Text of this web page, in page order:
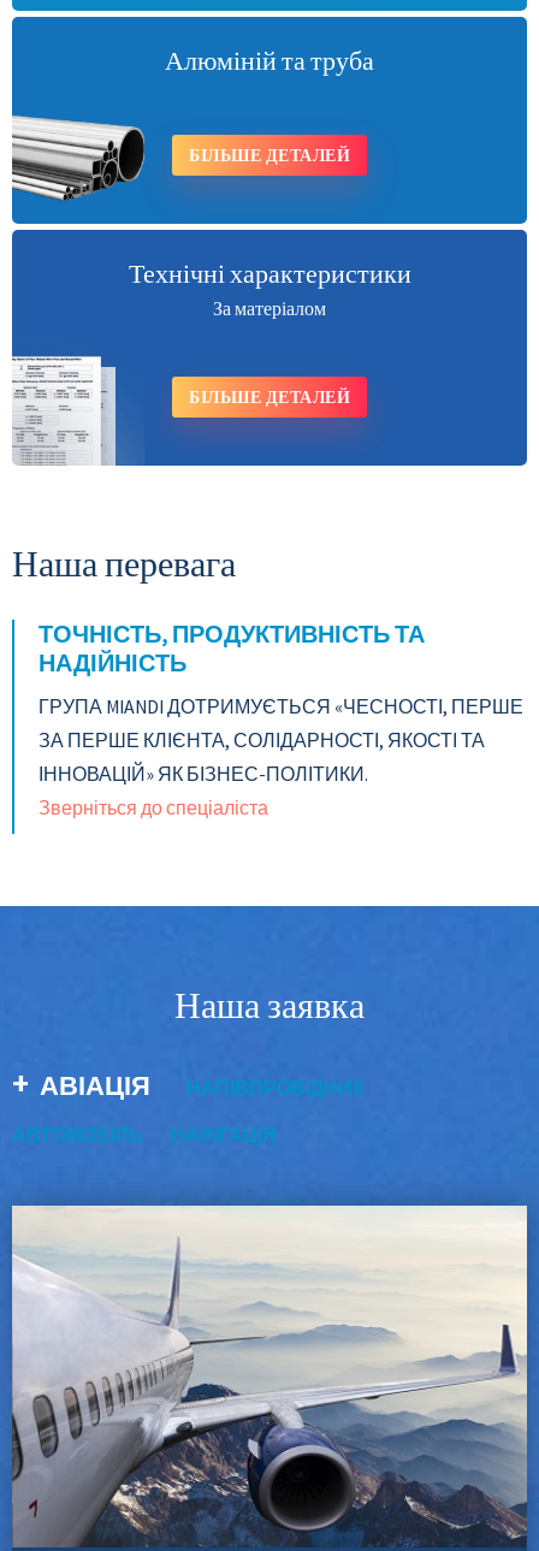
Алюміній та труба
БІЛЬШЕ ДЕТАЛЕЙ
Технічні характеристики
За матеріалом
БІЛЬШЕ ДЕТАЛЕЙ
Наша перевага
ТОЧНІСТЬ, ПРОДУКТИВНІСТЬ ТА
НАДІЙНІСТЬ
ГРУПА MIANDI ДОТРИМУЄТЬСЯ «ЧЕСНОСТІ, ПЕРШЕ
ЗА ПЕРШЕ КЛІЄНТА, СОЛІДАРНОСТІ, ЯКОСТІ ТА
ІННОВАЦІЙ» ЯК БІЗНЕС-ПОЛІТИКИ.
Зверніться до спеціаліста
Наша заявка
АВІАЦІЯ
НАПІВПРОВІДНИК
АВТОМОБІЛЬ
НАВІГАЦІЯ